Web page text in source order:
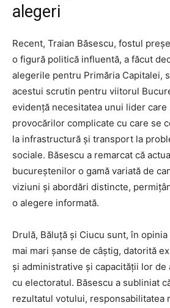
alegeri
Recent, Traian Băsescu, fostul
o figură politică influentă, a făcut
alegerile pentru Primăria Capitalei,
acestui scrutin pentru viitorul
evidență necesitatea unui lider care
provocărilor complicate cu care se
la infrastructură și transport la
sociale. Băsescu a remarcat că
bucureștenilor o gamă variată de
viziuni și abordări distincte,
o alegere informată.
Drulă, Băluță și Ciucu sunt, în
mai mari șanse de câștig, datorită
și administrative și capacității lor de
cu electoratul. Băsescu a subliniat
rezultatul votului, responsabilitatea